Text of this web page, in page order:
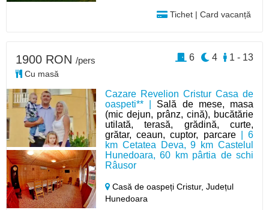
Tichet | Card vacanță
Cazare Revelion Cristur Casa de
oaspeti** | Sală de mese, masa
(mic dejun, prânz, cină), bucătărie
utilată, terasă, grădină, curte,
grătar, ceaun, cuptor, parcare| 6
km Cetatea Deva, 9 km Castelul
Hunedoara, 60 km pârtia de schi
Râusor
Casă de oaspeți Cristur,Județul
Hunedoara
1900 RON /pers
Cu masă
1 - 13
4
6